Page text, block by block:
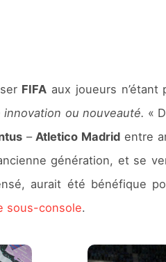
FIFA aux joueurs
ou nouveauté. «
–Atletico Madridentre
génération, et se
aurait été bénéfique
sous-console.